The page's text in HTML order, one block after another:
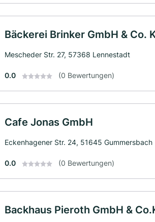
Bäckerei Brinker GmbH & Co.
Mescheder Str. 27, 57368 Lennestadt
0.0 (0 Bewertungen)
Cafe Jonas GmbH
Eckenhagener Str. 24, 51645 Gummersbach
0.0 (0 Bewertungen)
Backhaus Pieroth GmbH &